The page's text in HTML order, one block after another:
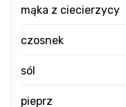
mąka z ciecierzycy
czosnek
sól
pieprz